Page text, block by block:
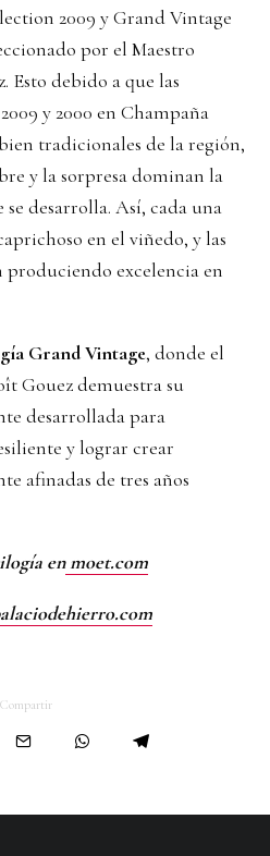
2009 y Grand Vintage
por el Maestro
Esto debido a que las
y 2000 en Champaña
tradicionales de la región,
y la sorpresa dominan la
desarrolla. Así, cada una
en el viñedo, y las
produciendo excelencia en
Grand Vintage, donde el
Gouez demuestra su
desarrollada para
y lograr crear
afinadas de tres años
en moet.com
Compartir